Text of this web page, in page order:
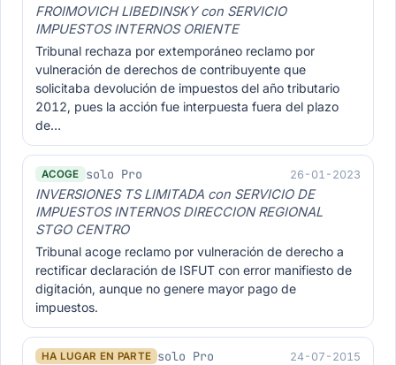
FROIMOVICH LIBEDINSKY con SERVICIO
IMPUESTOS INTERNOS ORIENTE
Tribunal rechaza por extemporáneo reclamo por
vulneración de derechos de contribuyente que
solicitaba devolución de impuestos del año tributario
2012, pues la acción fue interpuesta fuera del plazo
de…
ACOGE solo Pro 26-01-2023
INVERSIONES TS LIMITADA con SERVICIO DE
IMPUESTOS INTERNOS DIRECCION REGIONAL
STGO CENTRO
Tribunal acoge reclamo por vulneración de derecho a
rectificar declaración de ISFUT con error manifiesto de
digitación, aunque no genere mayor pago de
impuestos.
HA LUGAR EN PARTE solo Pro 24-07-2015